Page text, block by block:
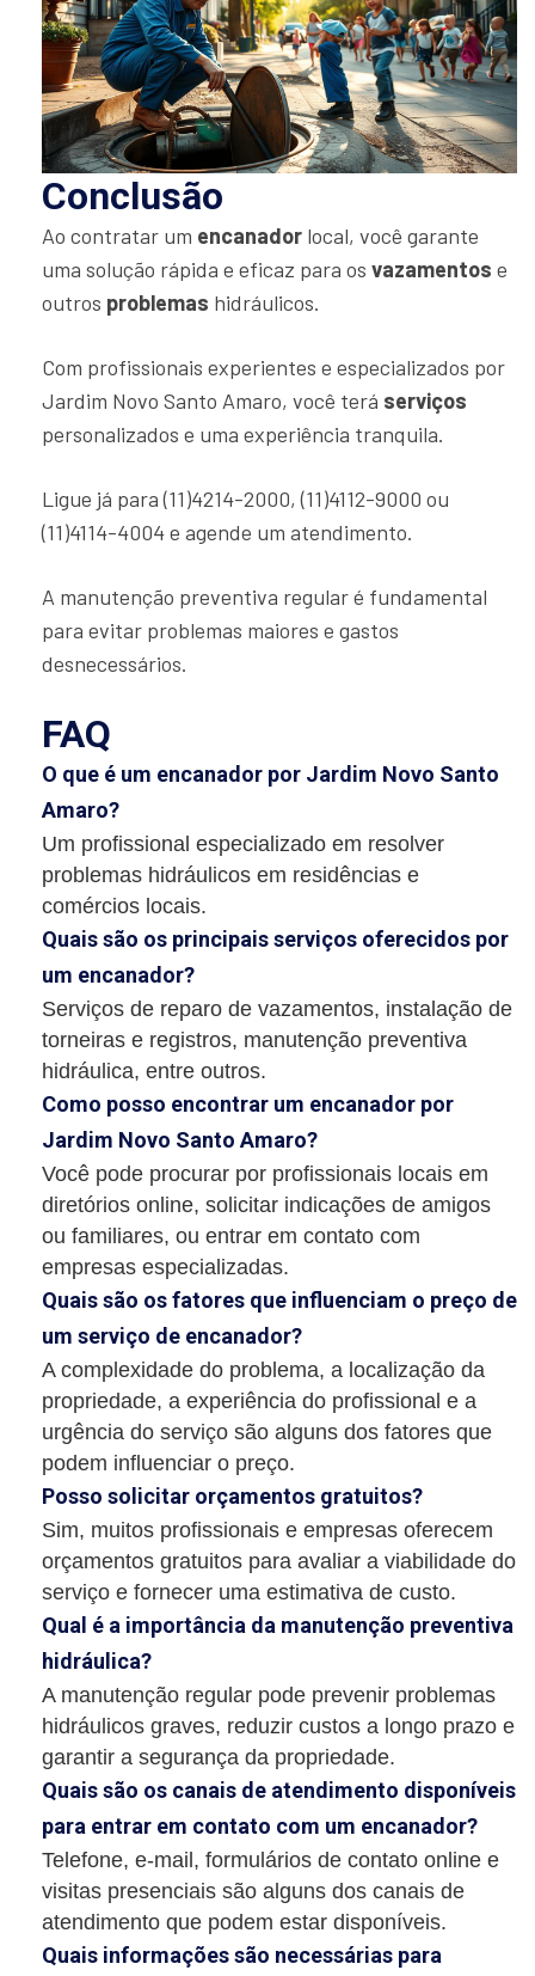
Conclusão
Ao contratar um encanador local, você garante
uma solução rápida e eficaz para os vazamentos e
outros problemas hidráulicos.
Com profissionais experientes e especializados por
Jardim Novo Santo Amaro, você terá serviços
personalizados e uma experiência tranquila.
Ligue já para (11)4214-2000, (11)4112-9000 ou
(11)4114-4004 e agende um atendimento.
A manutenção preventiva regular é fundamental
para evitar problemas maiores e gastos
desnecessários.
FAQ
O que é um encanador por Jardim Novo Santo
Amaro?
Um profissional especializado em resolver
problemas hidráulicos em residências e
comércios locais.
Quais são os principais serviços oferecidos por
um encanador?
Serviços de reparo de vazamentos, instalação de
torneiras e registros, manutenção preventiva
hidráulica, entre outros.
Como posso encontrar um encanador por
Jardim Novo Santo Amaro?
Você pode procurar por profissionais locais em
diretórios online, solicitar indicações de amigos
ou familiares, ou entrar em contato com
empresas especializadas.
Quais são os fatores que influenciam o preço de
um serviço de encanador?
A complexidade do problema, a localização da
propriedade, a experiência do profissional e a
urgência do serviço são alguns dos fatores que
podem influenciar o preço.
Posso solicitar orçamentos gratuitos?
Sim, muitos profissionais e empresas oferecem
orçamentos gratuitos para avaliar a viabilidade do
serviço e fornecer uma estimativa de custo.
Qual é a importância da manutenção preventiva
hidráulica?
A manutenção regular pode prevenir problemas
hidráulicos graves, reduzir custos a longo prazo e
garantir a segurança da propriedade.
Quais são os canais de atendimento disponíveis
para entrar em contato com um encanador?
Telefone, e-mail, formulários de contato online e
visitas presenciais são alguns dos canais de
atendimento que podem estar disponíveis.
Quais informações são necessárias para